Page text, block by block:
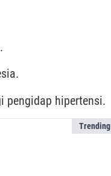
pengidap hipertensi.
Trending